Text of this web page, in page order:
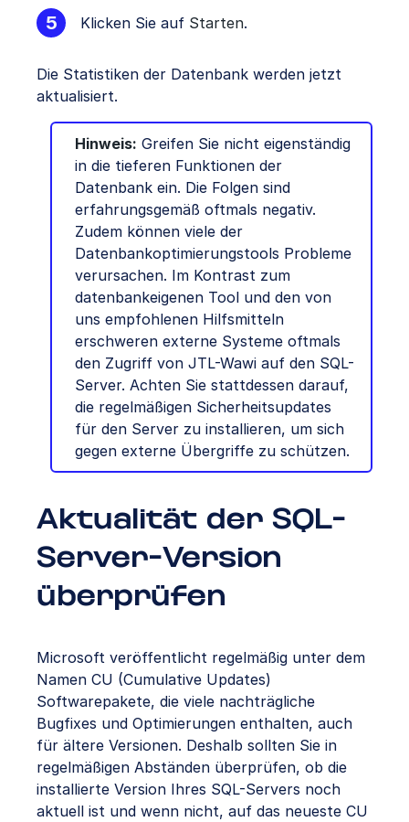
Klicken Sie auf Starten.
Die Statistiken der Datenbank werden jetzt
aktualisiert.
Hinweis: Greifen Sie nicht eigenständig
in die tieferen Funktionen der
Datenbank ein. Die Folgen sind
erfahrungsgemäß oftmals negativ.
Zudem können viele der
Datenbankoptimierungstools Probleme
verursachen. Im Kontrast zum
datenbankeigenen Tool und den von
uns empfohlenen Hilfsmitteln
erschweren externe Systeme oftmals
den Zugriff von JTL-Wawi auf den SQL-
Server. Achten Sie stattdessen darauf,
die regelmäßigen Sicherheitsupdates
für den Server zu installieren, um sich
gegen externe Übergriffe zu schützen.
Aktualität der SQL-
Server-Version
überprüfen
Microsoft veröffentlicht regelmäßig unter dem
Namen CU (Cumulative Updates)
Softwarepakete, die viele nachträgliche
Bugfixes und Optimierungen enthalten, auch
für ältere Versionen. Deshalb sollten Sie in
regelmäßigen Abständen überprüfen, ob die
installierte Version Ihres SQL-Servers noch
aktuell ist und wenn nicht, auf das neueste CU